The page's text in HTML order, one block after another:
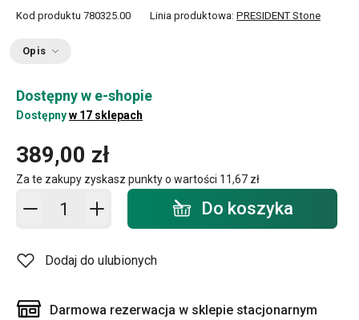
Kod produktu 780325.00 Linia produktowa: PRESIDENT Stone
Opis
Dostępny w e-shopie
Dostępnyw 17 sklepach
389,00 zł
Za te zakupy zyskasz punkty o wartości 11,67 zł
Dodaj do koszyka - ilość Do koszyka
Dodaj do ulubionych
Darmowa rezerwacja w sklepie stacjonarnym